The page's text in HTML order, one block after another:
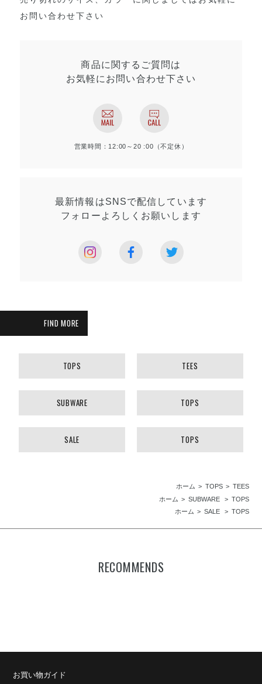
お問い合わせ下さい
商品に関するご質問は
お気軽にお問い合わせ下さい
営業時間：12:00～20 :00（不定休）
最新情報はSNSで配信しています
フォローよろしく お願いします
FIND MORE
TOPS TEES
SUBWARE TOPS
SALE TOPS
ホーム TOPS
TEES
ホーム
SUBWARE
TOPS
ホーム
SALE TOPS
RECOMMENDS
お買い物ガイド